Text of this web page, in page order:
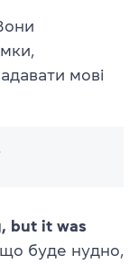
мові
but it was
буде нудно,